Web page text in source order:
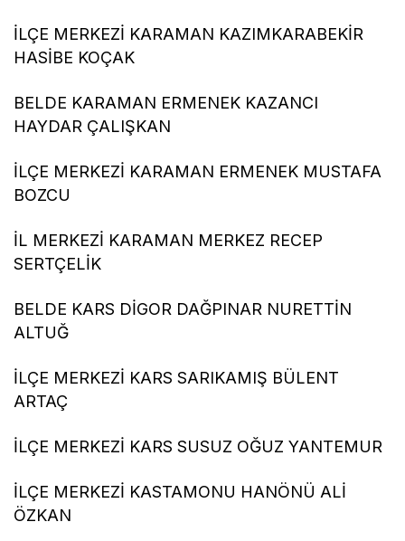
İLÇE MERKEZİ KARAMAN KAZIMKARABEKİR
HASİBE KOÇAK
BELDE KARAMAN ERMENEK KAZANCI
HAYDAR ÇALIŞKAN
İLÇE MERKEZİ KARAMAN ERMENEK MUSTAFA
BOZCU
İL MERKEZİ KARAMAN MERKEZ RECEP
SERTÇELİK
BELDE KARS DİGOR DAĞPINAR NURETTİN
ALTUĞ
İLÇE MERKEZİ KARS SARIKAMIŞ BÜLENT
ARTAÇ
İLÇE MERKEZİ KARS SUSUZ OĞUZ YANTEMUR
İLÇE MERKEZİ KASTAMONU HANÖNÜ ALİ
ÖZKAN